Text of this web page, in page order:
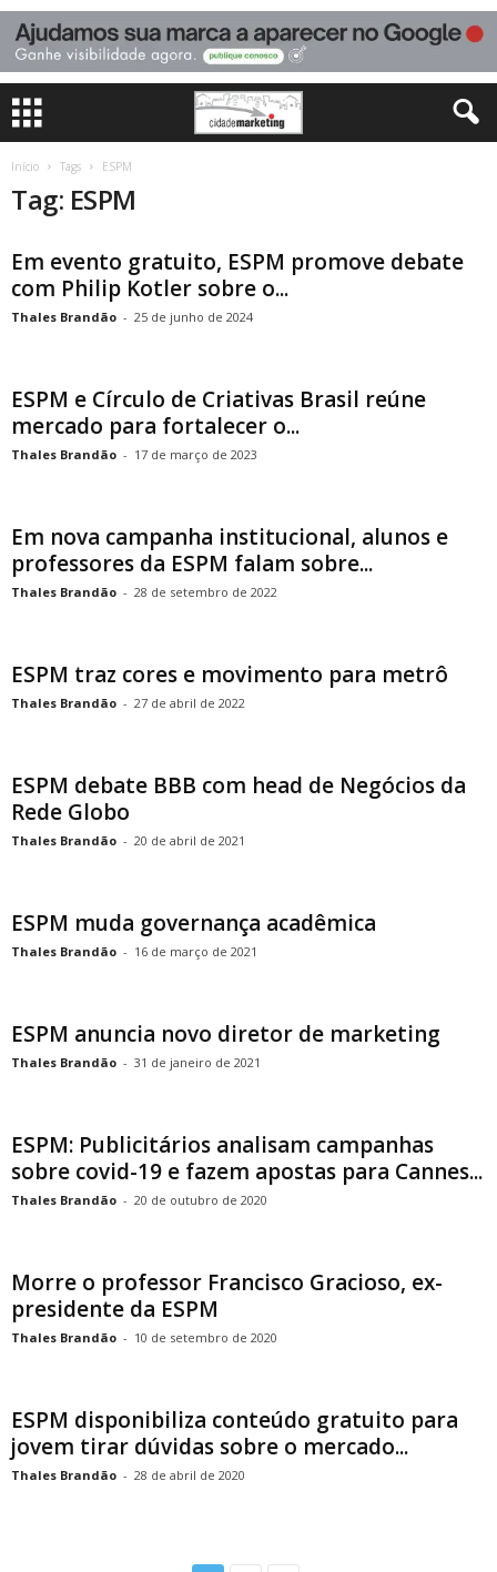
Início Tags ESPM
Tag: ESPM
Em evento gratuito, ESPM promove debate
com Philip Kotler sobre o...
Thales Brandão - 25 de junho de 2024
ESPM e Círculo de Criativas Brasil reúne
mercado para fortalecer o...
Thales Brandão - 17 de março de 2023
Em nova campanha institucional, alunos e
professores da ESPM falam sobre...
Thales Brandão - 28 de setembro de 2022
ESPM traz cores e movimento para metrô
Thales Brandão - 27 de abril de 2022
ESPM debate BBB com head de Negócios da
Rede Globo
Thales Brandão - 20 de abril de 2021
ESPM muda governança acadêmica
Thales Brandão - 16 de março de 2021
ESPM anuncia novo diretor de marketing
Thales Brandão - 31 de janeiro de 2021
ESPM: Publicitários analisam campanhas
sobre covid-19 e fazem apostas para Cannes...
Thales Brandão - 20 de outubro de 2020
Morre o professor Francisco Gracioso, ex-
presidente da ESPM
Thales Brandão - 10 de setembro de 2020
ESPM disponibiliza conteúdo gratuito para
jovem tirar dúvidas sobre o mercado...
Thales Brandão - 28 de abril de 2020